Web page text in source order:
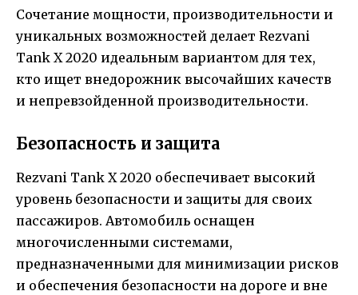
Сочетание мощности, производительности и
уникальных возможностей делает Rezvani
Tank X 2020 идеальным вариантом для тех,
кто ищет внедорожник высочайших качеств
и непревзойденной производительности.
Безопасность и защита
Rezvani Tank X 2020 обеспечивает высокий
уровень безопасности и защиты для своих
пассажиров. Автомобиль оснащен
многочисленными системами,
предназначенными для минимизации рисков
и обеспечения безопасности на дороге и вне